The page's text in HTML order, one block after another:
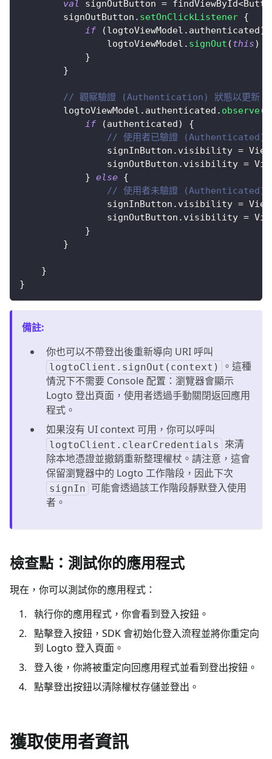
val signOutButton = findViewById<
        signOutButton
. setOnClickListener {
if
(logtoViewModel . authenticated)
                logtoViewModel
. signOut (this)
}
}
// 觀察驗證 (Authentication) 狀態以更新
        logtoViewModel
. authenticated . observe(
if
(authenticated)
{
// 使用者已驗證 (Authenticated)
                signInButton
. visibility = View
                signOutButton
. visibility =
} else {
// 使用者未驗證 (Authenticated)
                signInButton
. visibility = View
                signOutButton
. visibility =
}
}
}
}
備註:
你也可以不帶登出後重新導向 URI 呼叫
logtoClient.signOut(context)
。這種
情況下不需要 Console 配置：瀏覽器會顯示
Logto 登出頁面，使用者透過手動關閉返回應用
程式。
如果沒有 UI context 可用，你可以呼叫
logtoClient.clearCredentials
來清
除本地憑證並撤銷重新整理權杖。請注意，這會
保留瀏覽器中的 Logto 工作階段，因此下次
signIn 可能會透過該工作階段靜默登入使用
者。
檢查點：測試你的應用程式
現在，你可以測試你的應用程式：
執行你的應用程式，你會看到登入按鈕。
點擊登入按鈕，SDK 會初始化登入流程並將你重定向
到 Logto 登入頁面。
登入後，你將被重定向回應用程式並看到登出按鈕。
點擊登出按鈕以清除權杖存儲並登出。
獲取使用者資訊